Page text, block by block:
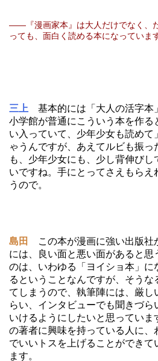
――『漫画家本』は大人だけでなく、
っても、面白く読める本になっていま
三上 基本的には「大人の活字本
小学館が普通にこういう本を作る
い入っていて、少年少女も読めて
ゃうんですが、あえてルビも振
も、少年少女にも、少し背伸びし
いですね。手にとってさえもらえ
うので。
島田
この本が漫画に強い出版社
には、良い面と悪い面があると思
のは、いわゆる「ヨイショ本」に
るということなんですが、そうな
てしまうので、執筆陣には、厳し
らい、インタビューでも聞きづら
いけるようにしたいと思っていま
の著者に興味を持っている人に、
でいいトスを上げることができて
ます。